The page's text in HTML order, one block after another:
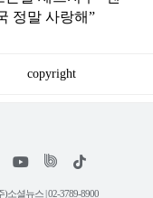
정말 사랑해”
copyright
위
트
틱
소셜뉴스 | 02-3789-8900